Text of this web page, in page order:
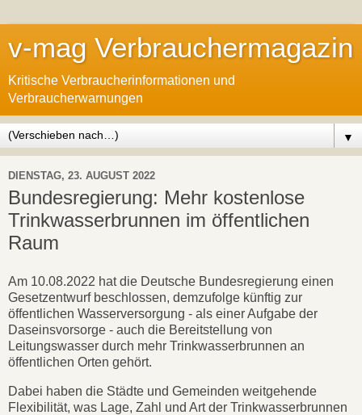
v-mag Verbrauchermagazin
Kritische Verbraucherinformationen und
Verbraucherwarnungen
▼
DIENSTAG, 23. AUGUST 2022
Bundesregierung: Mehr kostenlose
Trinkwasserbrunnen im öffentlichen
Raum
Am 10.08.2022 hat die Deutsche Bundesregierung einen
Gesetzentwurf beschlossen, demzufolge künftig zur
öffentlichen Wasserversorgung - als einer Aufgabe der
Daseinsvorsorge - auch die Bereitstellung von
Leitungswasser durch mehr Trinkwasserbrunnen an
öffentlichen Orten gehört.
Dabei haben die Städte und Gemeinden weitgehende
Flexibilität, was Lage, Zahl und Art der Trinkwasserbrunnen